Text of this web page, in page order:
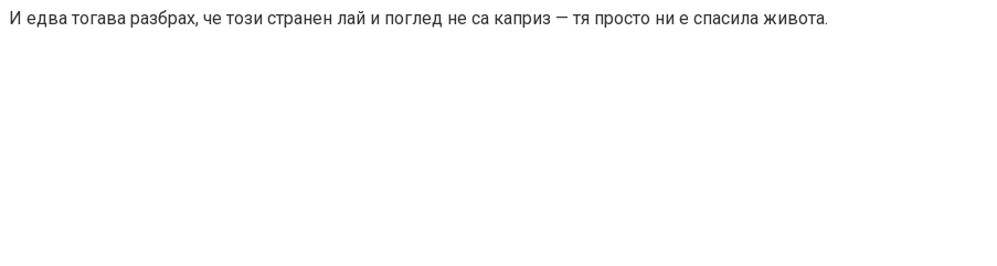
И едва тогава разбрах, че този странен лай и поглед не са каприз — тя просто ни е спасила живота.